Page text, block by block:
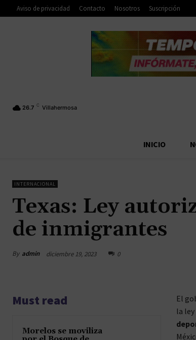
Aviso de privacidad Contacto Nosotros Suscripción
26.7 C Villahermosa
INICIO
INTERNACIONAL
Texas: Ley
de
By admin diciembre 19, 2023 0
Must read
Morelos se moviliza
El
la